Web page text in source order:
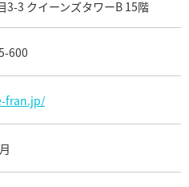
3-3 クイーンズタワーB 15階
600
fran.jp/